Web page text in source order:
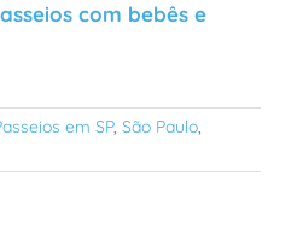
com bebês e
em SP, São Paulo,